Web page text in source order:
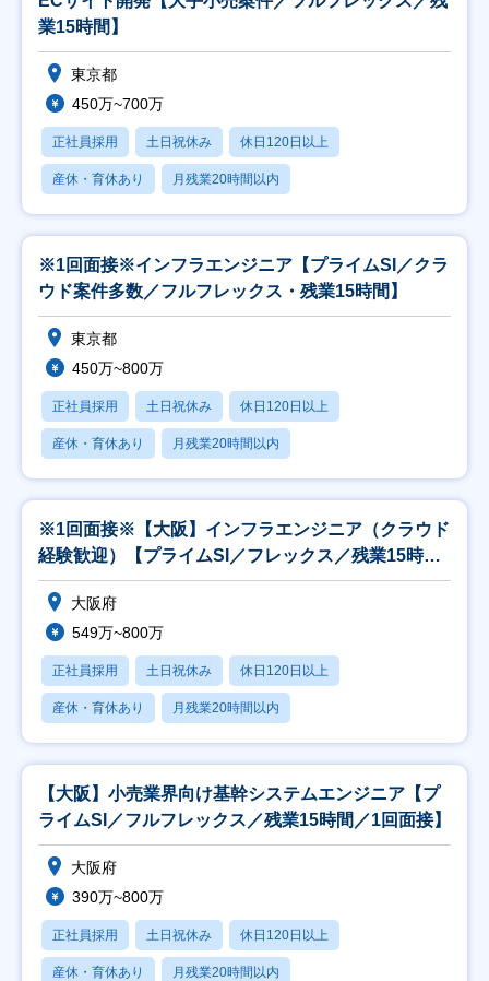
業15時間】
東京都
450万~700万
正社員採用 土日祝休み 休日120日以上
産休・育休あり 月残業20時間以内
※1回面接※インフラエンジニア【プライムSI／クラ
ウド案件多数／フルフレックス・残業15時間】
東京都
450万~800万
正社員採用 土日祝休み 休日120日以上
産休・育休あり 月残業20時間以内
※1回面接※【大阪】インフラエンジニア（クラウド
経験歓迎）【プライムSI／フレックス／残業15時
間】
大阪府
549万~800万
正社員採用 土日祝休み 休日120日以上
産休・育休あり 月残業20時間以内
【大阪】小売業界向け基幹システムエンジニア【プ
ライムSI／フルフレックス／残業15時間／1回面接】
大阪府
390万~800万
正社員採用 土日祝休み 休日120日以上
産休・育休あり 月残業20時間以内